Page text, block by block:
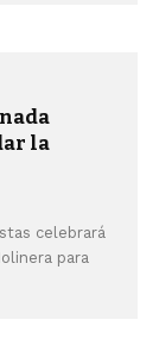
la
celebrará
para